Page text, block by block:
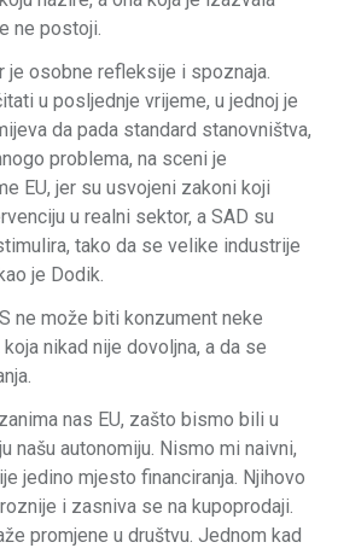
ne postoji.
je osobne refleksije i spoznaja.
u posljednje vrijeme, u jednoj je
da pada standard stanovništva,
problema, na sceni je
EU, jer su usvojeni zakoni koji
u realni sektor, a SAD su
tako da se velike industrije
je Dodik.
ne može biti konzument neke
nikad nije dovoljna, a da se
nas EU, zašto bismo bili u
našu autonomiju. Nismo mi naivni,
jedino mjesto financiranja. Njihovo
i zasniva se na kupoprodaji.
promjene u društvu. Јednom kad